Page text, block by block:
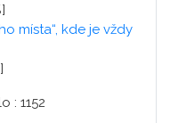
místa“, kde je vždy
: 1152